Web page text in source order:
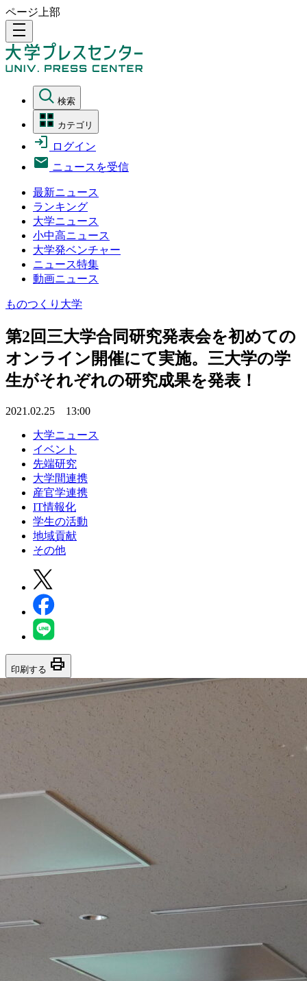
ページ上部
density_medium
検索
カテゴリ
ログイン
ニュースを受信
最新ニュース
ランキング
大学ニュース
小中高ニュース
大学発ベンチャー
ニュース特集
動画ニュース
ものつくり大学
第2回三大学合同研究発表会を初めての
オンライン開催にて実施。三大学の学
生がそれぞれの研究成果を発表！
2021.02.25 13:00
大学ニュース
イベント
先端研究
大学間連携
産官学連携
IT情報化
学生の活動
地域貢献
その他
印刷する print